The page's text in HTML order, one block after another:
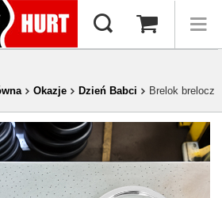
Okazje Dzień Babci Brelok